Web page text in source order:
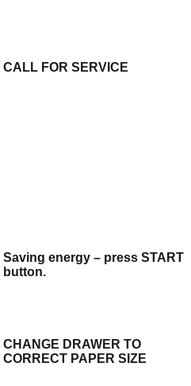
CALL FOR SERVICE
Saving energy – press START
button.
CHANGE DRAWER TO
CORRECT PAPER SIZE